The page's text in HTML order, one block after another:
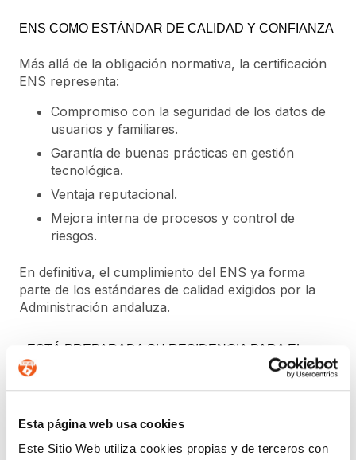
Esta página web usa cookies
Este Sitio Web utiliza cookies propias y de terceros con
ENS COMO ESTÁNDAR DE CALIDAD Y CONFIANZA
Más allá de la obligación normativa, la certificación
ENS representa:
Compromiso con la seguridad de los datos de
usuarios y familiares.
Garantía de buenas prácticas en gestión
tecnológica.
Ventaja reputacional.
Mejora interna de procesos y control de
riesgos.
En definitiva, el cumplimiento del ENS ya forma
parte de los estándares de calidad exigidos por la
Administración andaluza.
¿ESTÁ PREPARADA SU RESIDENCIA PARA EL
ENS?
servicios sociales a:
Evaluar su nivel de cumplimiento.